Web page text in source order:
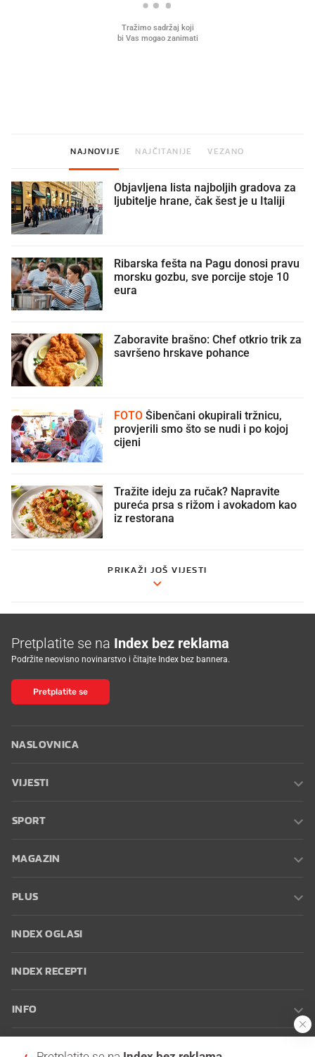
NAJNOVIJE NAJČITANIJE VEZANO
Objavljena lista najboljih gradova za
ljubitelje hrane, čak šest je u Italiji
Ribarska fešta na Pagu donosi pravu
morsku gozbu, sve porcije stoje 10
eura
Zaboravite brašno: Chef otkrio trik za
savršeno hrskave pohance
FOTO
provjerili smo što se nudi i po kojoj
cijeni
Tražite ideju za ručak? Napravite
pureća prsa s rižom i avokadom kao
iz restorana
PRIKAŽI JOŠ VIJESTI
Pretplatite se na Index bez reklama
Podržite neovisno novinarstvo i čitajte Index bez bannera.
Pretplatite se
NASLOVNICA
VIJESTI
SPORT
MAGAZIN
PLUS
INDEX OGLASI
INDEX RECEPTI
INFO